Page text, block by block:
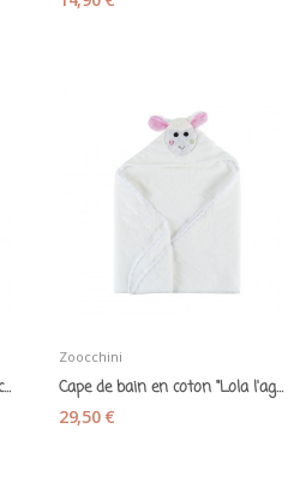
Gant de bain marionnette en coton " Crabe"
Zoocchini
Cape de bain en coton "Lola l'agneau" - Zoochini
29,50 €